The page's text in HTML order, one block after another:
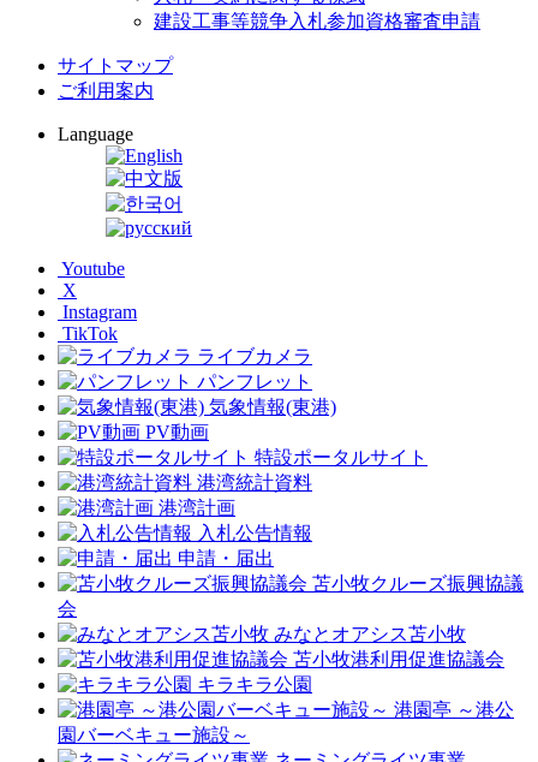
建設工事等競争入札参加資格審査申請
サイトマップ
ご利用案内
Language
Youtube
X
Instagram
TikTok
ライブカメラ
パンフレット
気象情報(東港)
PV動画
特設ポータルサイト
港湾統計資料
港湾計画
入札公告情報
申請・届出
苫小牧クルーズ振興協議
会
みなとオアシス苫小牧
苫小牧港利用促進協議会
キラキラ公園
港園亭 ～港公
園バーベキュー施設～